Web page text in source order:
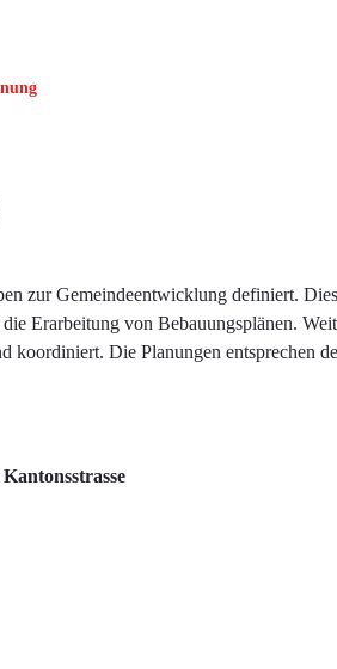
(ausgewählt)
zur Gemeindeentwicklung definiert.
Erarbeitung von Bebauungsplänen.
koordiniert. Die Planungen entsprechen